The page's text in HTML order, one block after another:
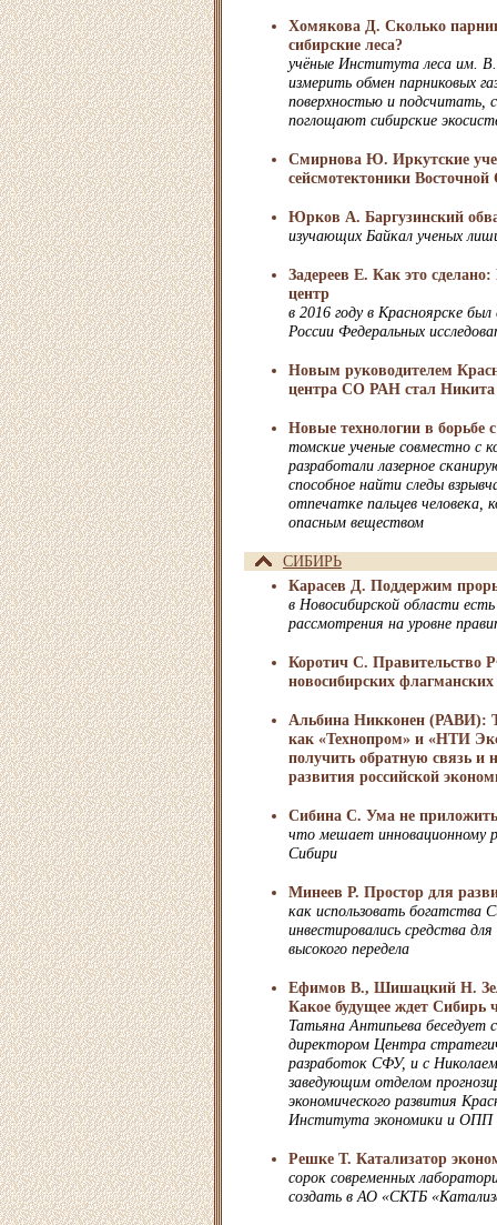
Хомякова Д. Сколько
сибирские леса?
учёные Института леса им.
измерить обмен парниковых
поверхностью и подсчитать,
поглощают сибирские
Смирнова Ю. Иркутские
сейсмотектоники
Юрков А. Баргузинский
изучающих Байкал ученых
Задереев Е. Как это
центр
в 2016 году в Красноярске был
России Федеральных
Новым руководителем
центра СО РАН стал
Новые технологии в борьбе
томские ученые совместно с
разработали лазерное
способное найти следы
отпечатке пальцев человека,
опасным веществом
СИБИРЬ
Карасев Д. Поддержим
в Новосибирской области
рассмотрения на уровне
Коротич С. Правительство
новосибирских флагманских
Альбина Никконен (РАВИ):
как «Технопром» и «НТИ
получить обратную связь и
развития российской
Сибина С. Ума не приложить
что мешает инновационному
Сибири
Минеев Р. Простор для
как использовать богатства
инвестировались средства
высокого передела
Ефимов В., Шишацкий Н.
Какое будущее ждет Сибирь
Татьяна Антипьева
директором Центра
разработок СФУ, и с
заведующим отделом
экономического развития
Института экономики и
Решке Т. Катализатор
сорок современных
создать в АО «СКТБ